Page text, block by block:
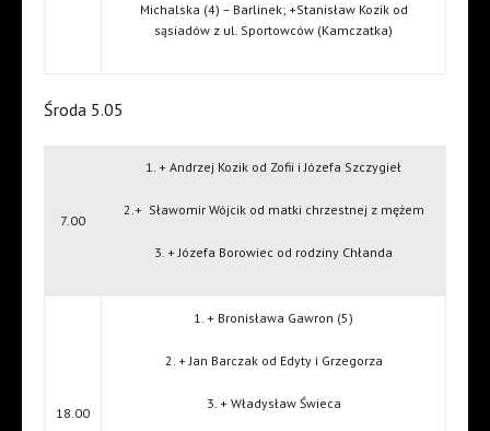
Michalska (4) – Barlinek; +Stanisław Kozik od
sąsiadów z ul. Sportowców (Kamczatka)
Środa 5.05
7.00
1. + Andrzej Kozik od Zofii i Józefa Szczygieł
2.+ Sławomir Wójcik od matki chrzestnej z mężem
3. + Józefa Borowiec od rodziny Chłanda
18.00
1. + Bronisława Gawron (5)
2. + Jan Barczak od Edyty i Grzegorza
3. + Władysław Świeca